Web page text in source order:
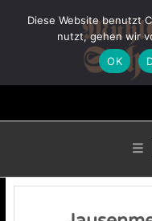
≡
Diese Website benutzt
nutzt, gehen wir
OK